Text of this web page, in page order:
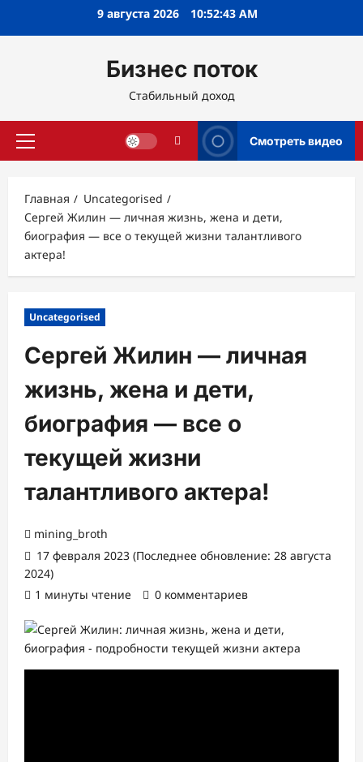
9 августа 2026 10:52:44 AM
Бизнес поток
Стабильный доход
Основное
Смотреть видео
Главная
Uncategorised
Сергей Жилин — личная жизнь, жена и дети,
биография — все о текущей жизни талантливого
актера!
Uncategorised
Сергей Жилин — личная
жизнь, жена и дети,
биография — все о
текущей жизни
талантливого актера!
mining_broth
17 февраля 2023 (Последнее обновление: 28 августа
2024)
1 минуты чтение
0 комментариев